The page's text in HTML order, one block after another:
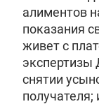
алиментов
показания
живет с
экспертизы
снятии